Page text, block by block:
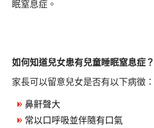
眠窒息症。
如何知道兒女患有兒童睡眠窒息症？
家長可以留意兒女是否有以下病徵：
鼻鼾聲大
常以口呼吸並伴隨有口氣